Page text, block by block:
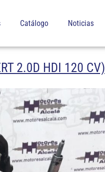
Catálogo Noticias
2.0D HDI 120 CV)